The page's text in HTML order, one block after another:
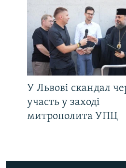
У Львові скандал
участь у заході
митрополита УПЦ